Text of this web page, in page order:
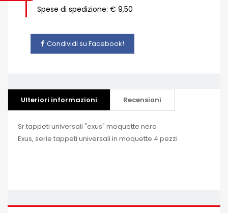
Spese di spedizione: € 9,50
Condividi su Facebook!
Ulteriori informazioni Recensioni
Sr.tappeti universali "exus" moquette nera
Exus, serie tappeti universali in moquette 4 pezzi